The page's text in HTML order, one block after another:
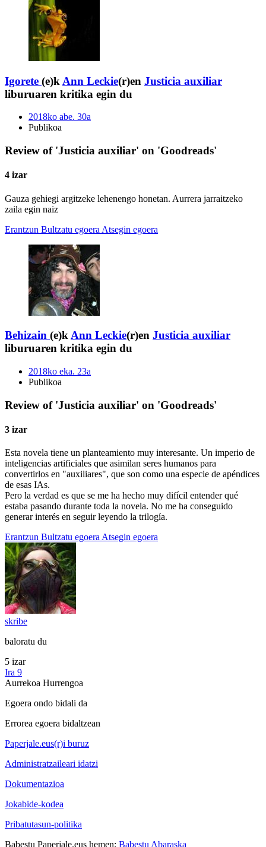
Igorete (e)k Ann Leckie(r)en Justicia auxiliar
liburuaren kritika egin du
2018ko abe. 30a
Publikoa
Review of 'Justicia auxiliar' on 'Goodreads'
4 izar
Gauza gehiegi argitzeke lehenengo honetan. Aurrera jarraitzeko
zaila egin naiz
Erantzun Bultzatu egoera Atsegin egoera
Behizain (e)kAnn Leckie(r)en Justicia auxiliar
liburuaren kritika egin du
2018ko eka. 23a
Publikoa
Review of 'Justicia auxiliar' on 'Goodreads'
3 izar
Esta novela tiene un planteamiento muy interesante. Un imperio de
inteligencias artificiales que asimilan seres humanos para
convertirlos en "auxiliares", que son como una especie de apéndices
de esas IAs.
Pero la verdad es que se me ha hecho muy difícil entender qué
estaba pasando durante toda la novela. No me ha conseguido
generar interés en seguir leyendo la trilogía.
Erantzun Bultzatu egoera Atsegin egoera
skribe
baloratu du
5 izar
Ira 9
Aurrekoa Hurrengoa
Egoera ondo bidali da
Errorea egoera bidaltzean
Paperjale.eus(r)i buruz
Administratzaileari idatzi
Dokumentazioa
Jokabide-kodea
Pribatutasun-politika
Babestu Paperjale.eus hemen: Babestu Abaraska